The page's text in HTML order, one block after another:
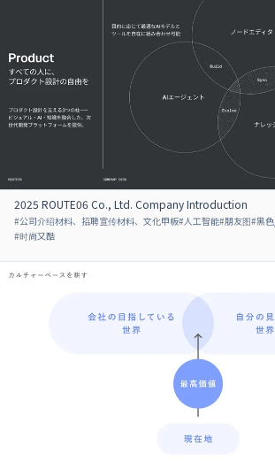
2025 ROUTE06 Co., Ltd. Company Introduction
#公司介绍材料、招聘宣传材料、文化甲板#人工智能#朋友图#黑
#时尚又酷